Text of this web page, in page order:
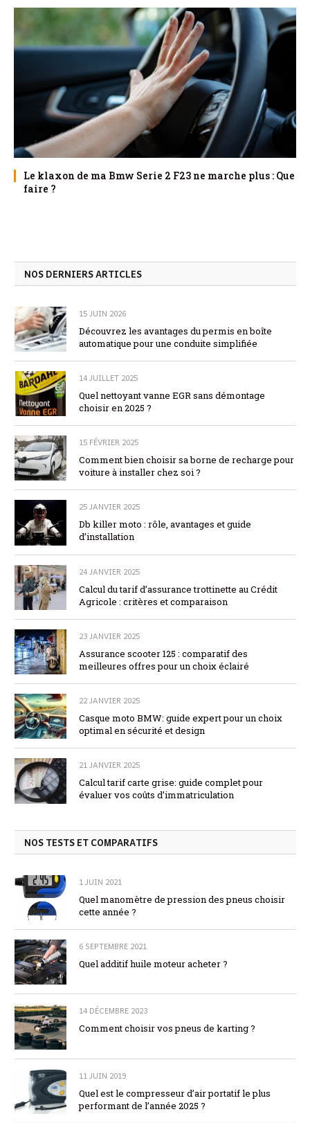
Le klaxon de ma Bmw Serie 2 F23 ne marche plus : Que
faire ?
NOS DERNIERS ARTICLES
15 JUIN 2026
Découvrez les avantages du permis en boîte
automatique pour une conduite simplifiée
14 JUILLET 2025
Quel nettoyant vanne EGR sans démontage
choisir en 2025 ?
15 FÉVRIER 2025
Comment bien choisir sa borne de recharge pour
voiture à installer chez soi ?
25 JANVIER 2025
Db killer moto : rôle, avantages et guide
d’installation
24 JANVIER 2025
Calcul du tarif d’assurance trottinette au Crédit
Agricole : critères et comparaison
23 JANVIER 2025
Assurance scooter 125 : comparatif des
meilleures offres pour un choix éclairé
22 JANVIER 2025
Casque moto BMW: guide expert pour un choix
optimal en sécurité et design
21 JANVIER 2025
Calcul tarif carte grise: guide complet pour
évaluer vos coûts d’immatriculation
NOS TESTS ET COMPARATIFS
1 JUIN 2021
Quel manomètre de pression des pneus choisir
cette année ?
6 SEPTEMBRE 2021
Quel additif huile moteur acheter ?
14 DÉCEMBRE 2023
Comment choisir vos pneus de karting ?
11 JUIN 2019
Quel est le compresseur d’air portatif le plus
performant de l’année 2025 ?